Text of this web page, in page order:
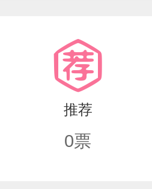
推荐
0票